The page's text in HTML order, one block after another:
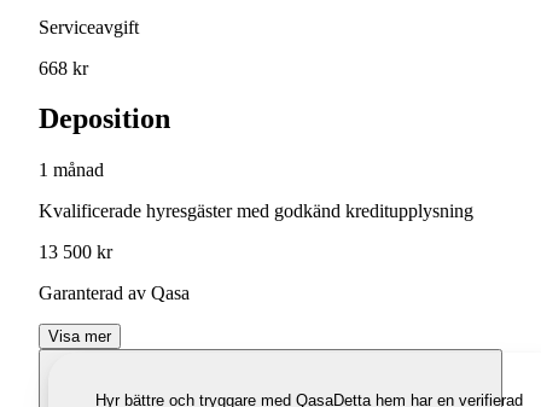
Serviceavgift
668 kr
Deposition
1 månad
Kvalificerade hyresgäster med godkänd kreditupplysning
13 500 kr
Garanterad av Qasa
Visa mer
Hyr bättre och tryggare med QasaDetta hem har en verifierad